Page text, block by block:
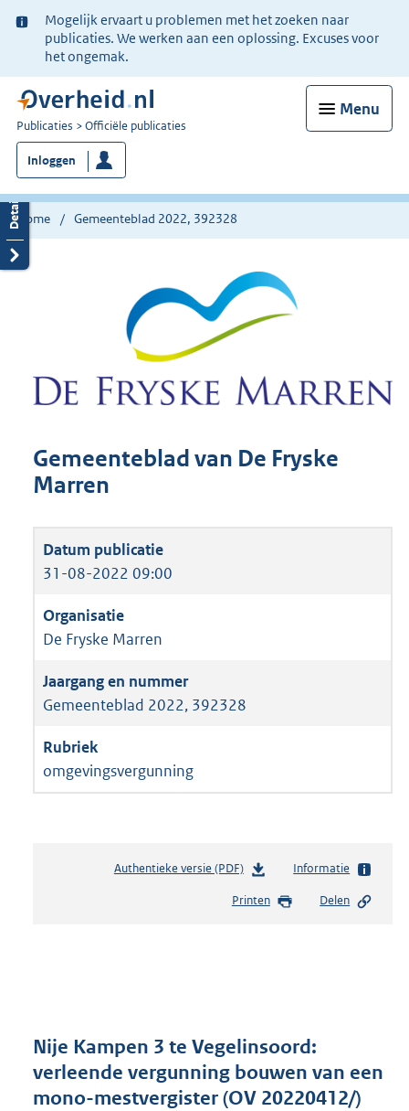
Ter
informatie:
Mogelijk ervaart u problemen met het zoeken naar
publicaties. We werken aan een oplossing. Excuses voor
het ongemak.
Menu
U
bent
nu
hier:
Publicaties Officiële publicaties
Inloggen
Home Gemeenteblad 2022, 392328
Gemeenteblad van De Fryske
Marren
31-08-2022 09:00
De Fryske Marren
Gemeenteblad 2022, 392328
omgevingsvergunning
Authentieke versie (PDF)b
s
r
o
t
Informatie
Printen Delen
Nije Kampen 3 te Vegelinsoord:
verleende vergunning bouwen van een
mono-mestvergister (OV 20220412/)